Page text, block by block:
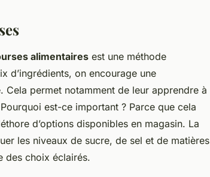
alimentaires est une méthode
d’ingrédients, on encourage une
Cela permet notamment de leur apprendre à
est-ce important ? Parce que cela
d’options disponibles en magasin. La
les niveaux de sucre, de sel et de matières
des choix éclairés.